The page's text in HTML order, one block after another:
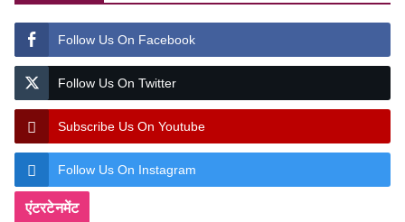
Follow Us On Facebook
Follow Us On Twitter
Subscribe Us On Youtube
Follow Us On Instagram
एंटरटेनमेंट